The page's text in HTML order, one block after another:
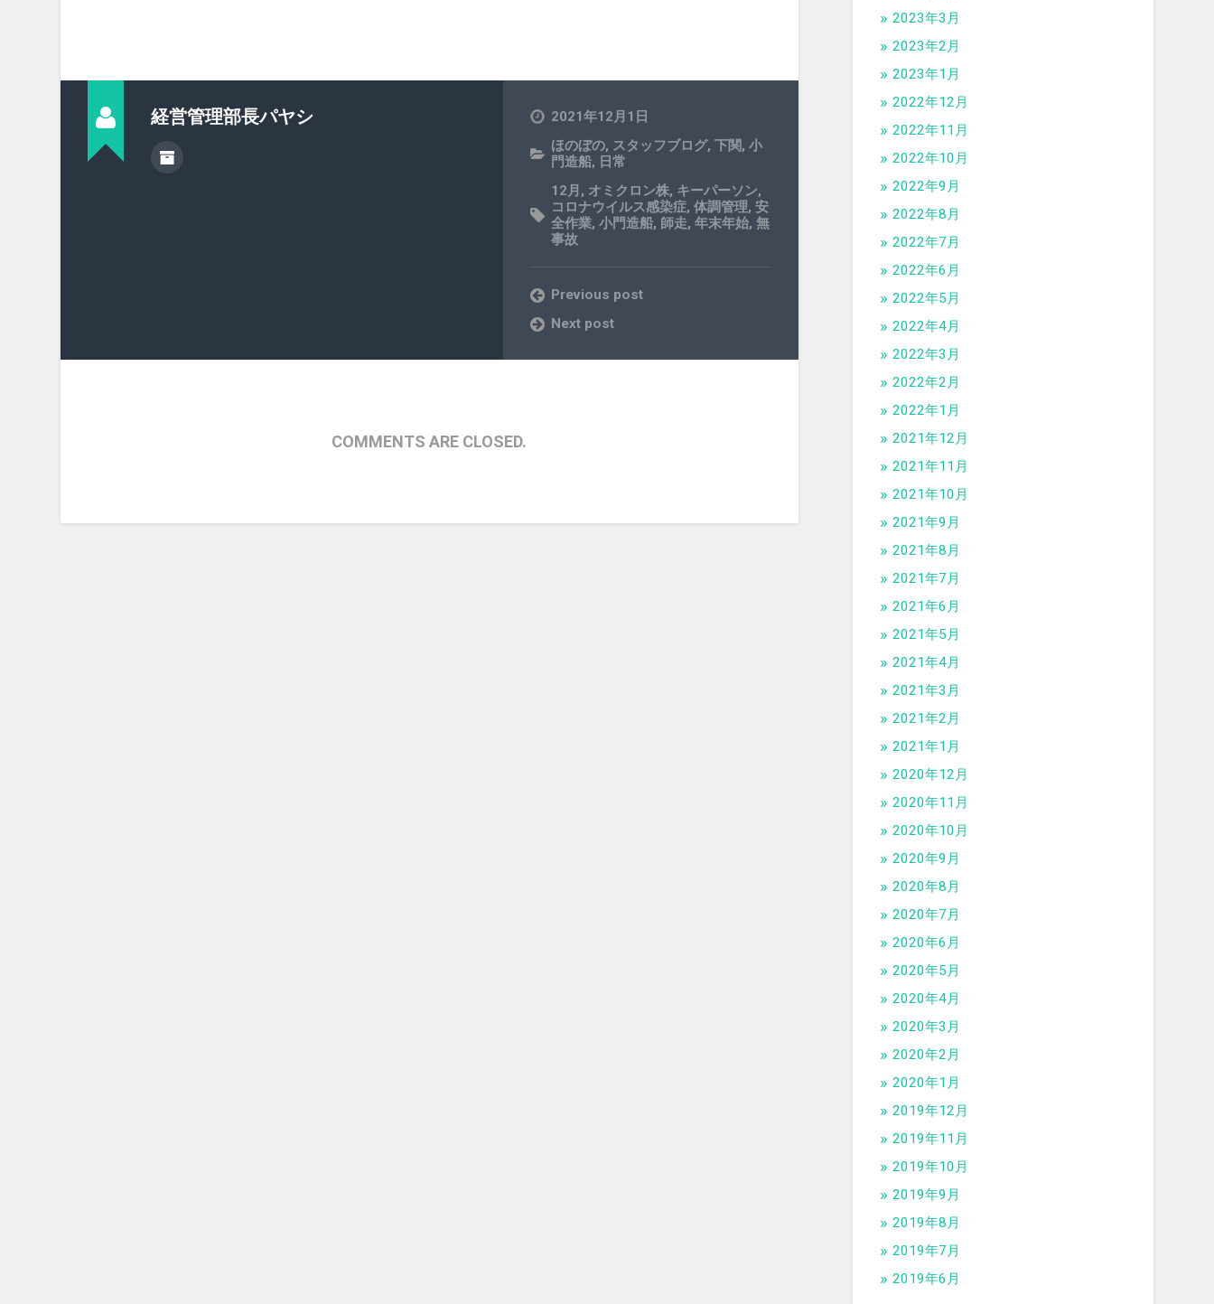
経営管理部長パヤシ
2021年12月1日
ほのぼの, スタッフブログ,下関,小
門造船, 日常
12月 , オミクロン株, キーパーソン,
コロナウイルス感染症,体調管理,安
全作業,小門造船, 師走,年末年始,無
事故
Previous post
Next post
COMMENTS ARE CLOSED.
2023年3月
2023年2月
2023年1月
2022年12月
2022年11月
2022年10月
2022年9月
2022年8月
2022年7月
2022年6月
2022年5月
2022年4月
2022年3月
2022年2月
2022年1月
2021年12月
2021年11月
2021年10月
2021年9月
2021年8月
2021年7月
2021年6月
2021年5月
2021年4月
2021年3月
2021年2月
2021年1月
2020年12月
2020年11月
2020年10月
2020年9月
2020年8月
2020年7月
2020年6月
2020年5月
2020年4月
2020年3月
2020年2月
2020年1月
2019年12月
2019年11月
2019年10月
2019年9月
2019年8月
2019年7月
2019年6月